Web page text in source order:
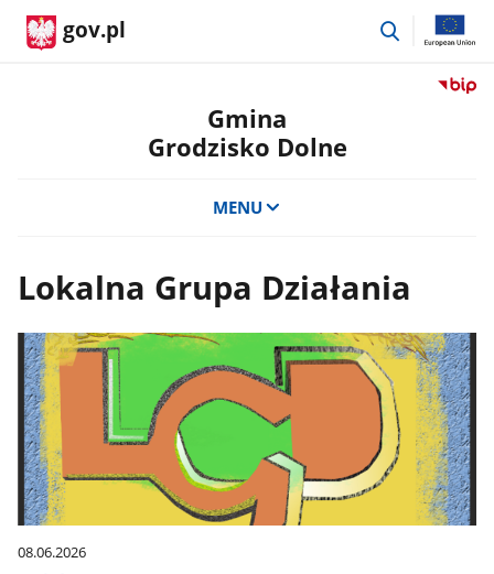
gov.pl
przejdź
Przejdź
Gmina
Grodzisko Dolne
MENU
Lokalna Grupa Działania
08.06.2026